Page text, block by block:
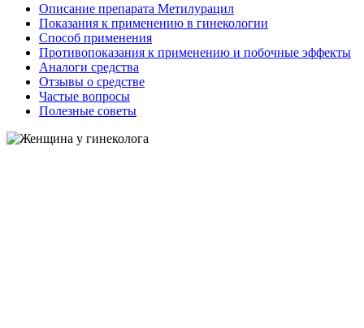
Описание препарата Метилурацил
Показания к применению в гинекологии
Способ применения
Противопоказания к применению и побочные эффекты
Аналоги средства
Отзывы о средстве
Частые вопросы
Полезные советы